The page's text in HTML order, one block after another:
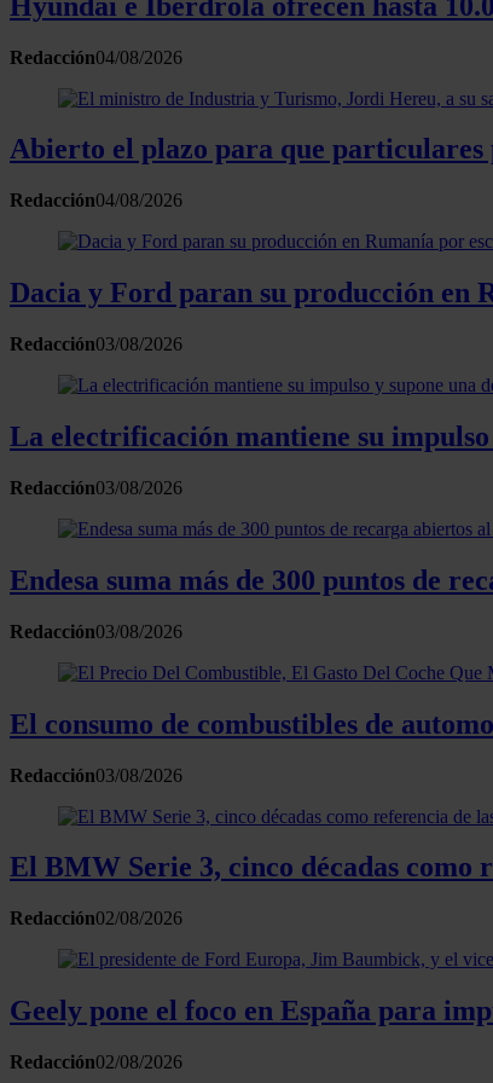
Redacción04/08/2026
Abierto el plazo para que particulares
Redacción04/08/2026
Dacia y Ford paran su producción en
Redacción03/08/2026
La electrificación mantiene su
Redacción03/08/2026
Endesa suma más de 300 puntos de
Redacción03/08/2026
El consumo de combustibles de
Redacción03/08/2026
El BMW Serie 3, cinco décadas como
Redacción02/08/2026
Geely pone el foco en España para
Redacción02/08/2026